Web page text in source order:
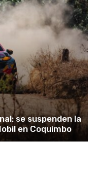
se suspenden la
en Coquimbo